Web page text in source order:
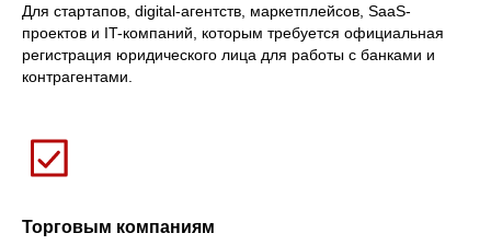
Для стартапов, digital-агентств, маркетплейсов, SaaS-
проектов и IT-компаний, которым требуется официальная
регистрация юридического лица для работы с банками и
контрагентами.
Торговым компаниям